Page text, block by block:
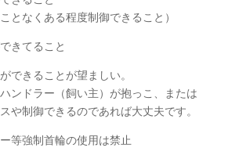
となくある程度制御できること）
きてること
できることが望ましい。
ンドラー（飼い主）が抱っこ、または
や制御できるのであれば大丈夫です。
等強制首輪の使用は禁止